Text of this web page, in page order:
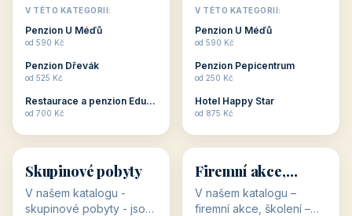
objekty, které svojí
stavbou, polohou anebo
zaměřením nabízí
Romantické ...
V TÉTO KATEGORII:
Penzion U Méďů
od 590 Kč
Penzion Dřevák
od 525 Kč
Restaurace a penzion Eduard
od 700 Kč
objekty, které jsou na
milovníky cykloturistiky
připraveny. Většinou mají
V TÉTO KATEGORII:
Penzion U Méďů
od 590 Kč
Penzion Pepicentrum
od 250 Kč
Hotel Happy Star
od 875 Kč
👥
👥
32 objektů
Skupinové pobyty
V našem katalogu -
skupinové pobyty - jsou
💼
💼
31 objektů
Firemní akce,
školení
V našem katalogu –
firemní akce, školení –